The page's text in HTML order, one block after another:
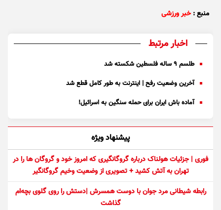
منبع : خبر ورزشی
اخبار مرتبط
طلسم ۹ ساله فلسطین شکسته شد
آخرین وضعیت رفح | اینترنت به طور کامل قطع شد
آماده باش ایران برای حمله سنگین به اسرائیل!
پیشنهاد ویژه
فوری | جزئیات هولناک درباره گروگانگیری که امروز خود و گروگان ها را در
تهران به آتش کشید + تصویری از وضعیت وخیم گروگانگیر
رابطه شیطانی مرد جوان با دوست همسرش |دستش را روی گلوی بچه‌ام
گذاشت